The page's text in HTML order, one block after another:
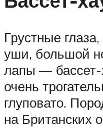
Грустные
уши, большой
лапы —
очень
глуповато.
на Британских